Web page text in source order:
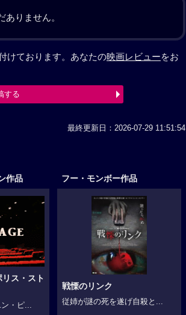
ありません。
けております。あなたの映画レビューをお
する
最終更新日：2026-07-29 11:51:54
作品
ス・スト
・ピ...
フー・モンボー作品
戦慄のリンク
従姉が謎の死を遂げ自殺と...